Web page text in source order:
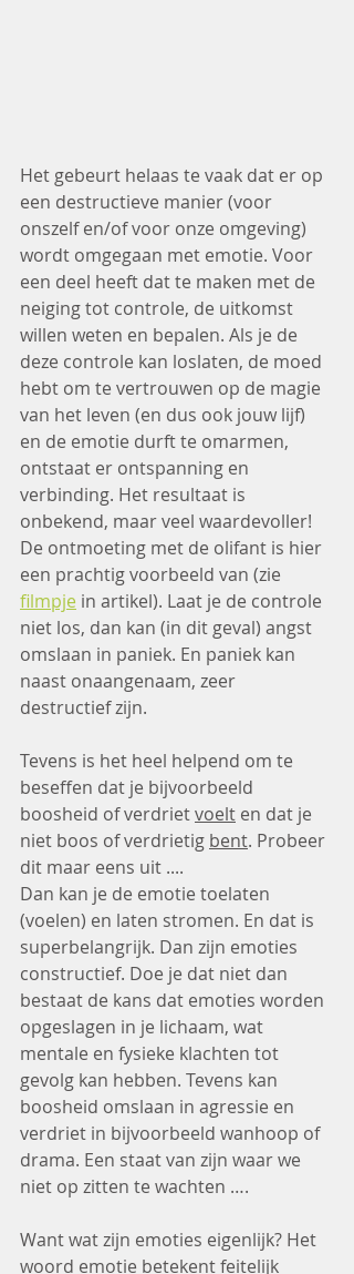
Het gebeurt helaas te vaak dat er op
een destructieve manier (voor
onszelf en/of voor onze omgeving)
wordt omgegaan met emotie. Voor
een deel heeft dat te maken met de
neiging tot controle, de uitkomst
willen weten en bepalen. Als je de
deze controle kan loslaten, de moed
hebt om te vertrouwen op de magie
van het leven (en dus ook jouw lijf)
en de emotie durft te omarmen,
ontstaat er ontspanning en
verbinding. Het resultaat is
onbekend, maar veel waardevoller!
De ontmoeting met de olifant is hier
een prachtig voorbeeld van (zie
filmpje in artikel). Laat je de controle
niet los, dan kan (in dit geval) angst
omslaan in paniek. En paniek kan
naast onaangenaam, zeer
destructief zijn.
Tevens is het heel helpend om te
beseffen dat je bijvoorbeeld
boosheid of verdriet voelt en dat je
niet boos of verdrietig bent. Probeer
dit maar eens uit ....
Dan kan je de emotie toelaten
(voelen) en laten stromen. En dat is
superbelangrijk. Dan zijn emoties
constructief. Doe je dat niet dan
bestaat de kans dat emoties worden
opgeslagen in je lichaam, wat
mentale en fysieke klachten tot
gevolg kan hebben. Tevens kan
boosheid omslaan in agressie en
verdriet in bijvoorbeeld wanhoop of
drama. Een staat van zijn waar we
niet op zitten te wachten ….
Want wat zijn emoties eigenlijk? Het
woord emotie betekent feitelijk